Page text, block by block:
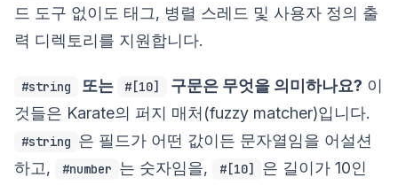
드 도구 없이도 태그, 병렬 스레드 및 사용자 정의 출
력 디렉토리를 지원합니다.
#string 또는 #[10] 구문은 무엇을 의미하나요? 이
것들은 Karate의 퍼지 매처(fuzzy matcher)입니다.
#string 은 필드가 어떤 값이든 문자열임을 어설션
하고,
#number 는 숫자임을, #[10]
은 길이가 10인